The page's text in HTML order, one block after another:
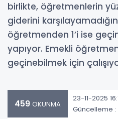
birlikte, öğretmenlerin
giderini
öğretmenden 1’i ise
yapıyor. Emekli
geçinebilmek için
459 OKUNMA
23-11-2025
Güncelleme :